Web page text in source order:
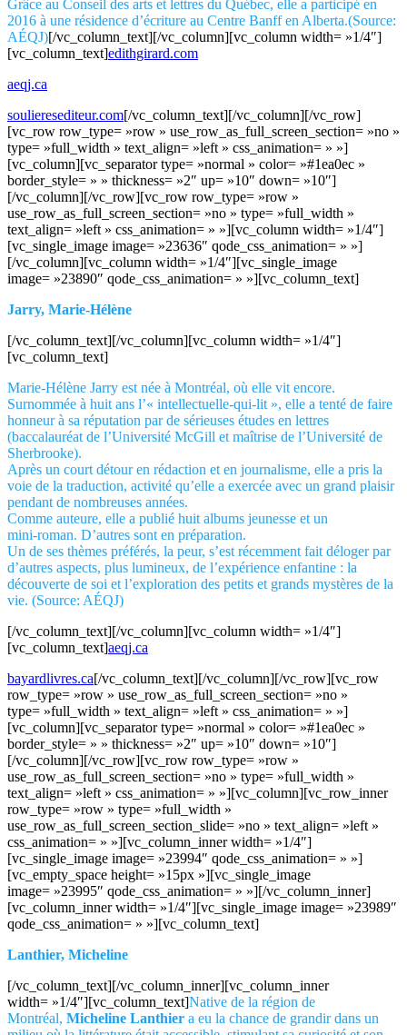
Grâce au Conseil des arts et lettres du Québec, elle a participé en
2016 à une résidence d’écriture au Centre Banff en Alberta.(Source:
AÉQJ)[/vc_column_text][/vc_column][vc_column width= »1/4″]
[vc_column_text]edithgirard.com
aeqj.ca
soulieresediteur.com[/vc_column_text][/vc_column][/vc_row]
[vc_row row_type= »row » use_row_as_full_screen_section= »no »
type= »full_width » text_align= »left » css_animation= » »]
[vc_column][vc_separator type= »normal » color= »#1ea0ec »
border_style= » » thickness= »2″ up= »10″ down= »10″]
[/vc_column][/vc_row][vc_row row_type= »row »
use_row_as_full_screen_section= »no » type= »full_width »
text_align= »left » css_animation= » »][vc_column width= »1/4″]
[vc_single_image image= »23636″ qode_css_animation= » »]
[/vc_column][vc_column width= »1/4″][vc_single_image
image= »23890″ qode_css_animation= » »][vc_column_text]
Jarry, Marie-Hélène
[/vc_column_text][/vc_column][vc_column width= »1/4″]
[vc_column_text]
Marie-Hélène Jarry est née à Montréal, où elle vit encore.
Surnommée à huit ans l’« intellectuelle‑qui‑lit », elle a tenté de faire
honneur à sa réputation par de sérieuses études en lettres
(baccalauréat de l’Université McGill et maîtrise de l’Université de
Sherbrooke).
Après un court détour en rédaction et en journalisme, elle a pris la
voie de la traduction, activité qu’elle a exercée avec un grand plaisir
pendant de nombreuses années.
Comme auteure, elle a publié huit albums jeunesse et un
mini‑roman. D’autres sont en préparation.
Un de ses thèmes préférés, la peur, s’est récemment fait déloger par
d’autres aspects, plus lumineux, de l’expérience enfantine : la
découverte de soi et l’exploration des petits et grands mystères de la
vie. (Source: AÉQJ)
[/vc_column_text][/vc_column][vc_column width= »1/4″]
[vc_column_text]aeqj.ca
bayardlivres.ca[/vc_column_text][/vc_column][/vc_row][vc_row
row_type= »row » use_row_as_full_screen_section= »no »
type= »full_width » text_align= »left » css_animation= » »]
[vc_column][vc_separator type= »normal » color= »#1ea0ec »
border_style= » » thickness= »2″ up= »10″ down= »10″]
[/vc_column][/vc_row][vc_row row_type= »row »
use_row_as_full_screen_section= »no » type= »full_width »
text_align= »left » css_animation= » »][vc_column][vc_row_inner
row_type= »row » type= »full_width »
use_row_as_full_screen_section_slide= »no » text_align= »left »
css_animation= » »][vc_column_inner width= »1/4″]
[vc_single_image image= »23994″ qode_css_animation= » »]
[vc_empty_space height= »15px »][vc_single_image
image= »23995″ qode_css_animation= » »][/vc_column_inner]
[vc_column_inner width= »1/4″][vc_single_image image= »23989″
qode_css_animation= » »][vc_column_text]
Lanthier, Micheline
[/vc_column_text][/vc_column_inner][vc_column_inner
width= »1/4″][vc_column_text]Native de la région de
Montréal, Micheline Lanthier a eu la chance de grandir dans un